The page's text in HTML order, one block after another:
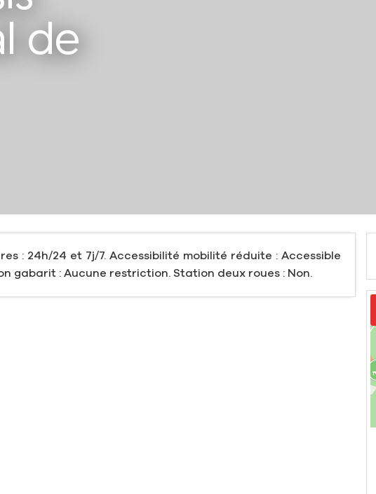
de
: 24h/24 et 7j/7. Accessibilité mobilité réduite : Accessible
gabarit : Aucune restriction. Station deux roues : Non.